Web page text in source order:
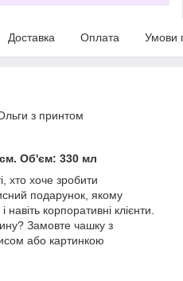
Доставка Оплата Умови
з принтом
Об'єм: 330 мл
хто хоче зробити
подарунок, якому
навіть корпоративні клієнти.
Замовте чашку з
або картинкою